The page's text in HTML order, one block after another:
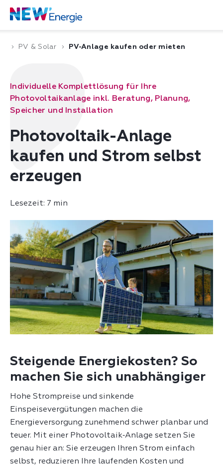
PV & Solar PV-Anlage kaufen oder mieten
Individuelle Komplettlösung für Ihre
Photovoltaikanlage inkl. Beratung, Planung,
Speicher und Installation
Photovoltaik-Anlage
kaufen und Strom selbst
erzeugen
Lesezeit: 7 min
Steigende Energiekosten? So
machen Sie sich unabhängiger
Hohe Strompreise und sinkende
Einspeisevergütungen machen die
Energieversorgung zunehmend schwer planbar und
teuer. Mit einer Photovoltaik‑Anlage setzen Sie
genau hier an: Sie erzeugen Ihren Strom einfach
selbst, reduzieren Ihre laufenden Kosten und